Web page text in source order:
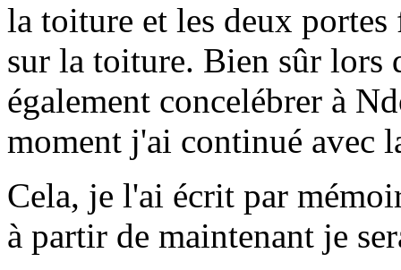
la toiture et les deux
sur la toiture. Bien sûr lors
également concelébrer à
moment j'ai continué avec
Cela, je l'ai écrit par
à partir de maintenant je